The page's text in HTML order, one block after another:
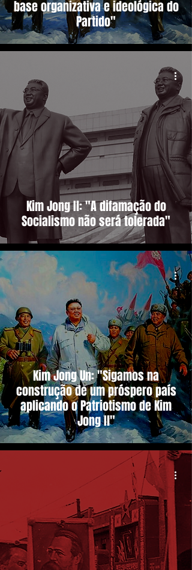
base organizativa e ideológica do
Partido"
Kim Jong Il: "A difamação do
Socialismo não será tolerada"
Kim Jong Un: "Sigamos na
construção de um próspero país
aplicando o Patriotismo de Kim
Jong Il"